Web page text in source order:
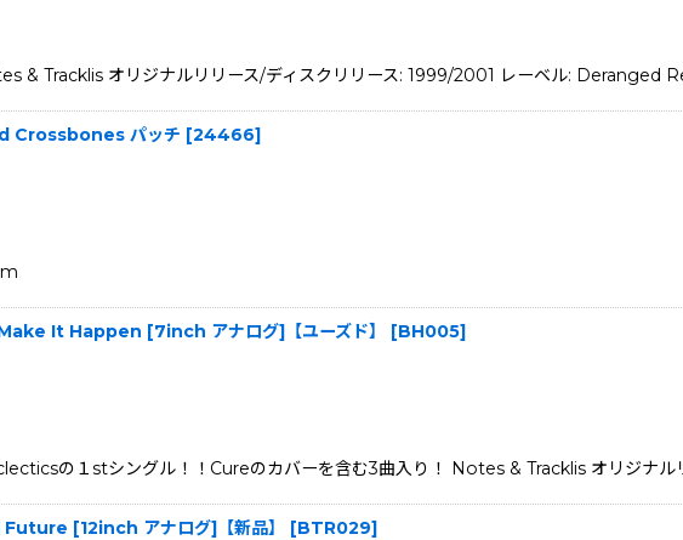
& Tracklis オリジナルリリース/ディスクリリース: 1999/2001 レーベル: Deranged
Crossbones パッチ [24466]
It Happen [7inch アナログ]【ユーズド】 [BH005]
の１stシングル！！Cureのカバーを含む3曲入り！ Notes & Tracklis オリジナル
[12inch アナログ]【新品】 [BTR029]